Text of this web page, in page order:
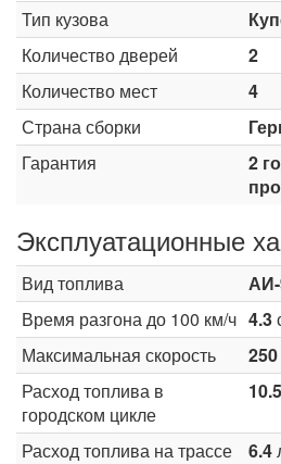
Тип кузова
Количество дверей
2
Количество мест
4
Страна сборки
Гарантия
2
Эксплуатационные
Вид топлива
Время разгона до 100 км/ч 4.3
Максимальная скорость
250
Расход топлива в
городском цикле
10.5
Расход топлива на трассе 6.4